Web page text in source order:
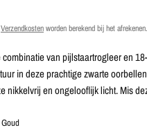
Verzendkostenworden berekend bij het afrekenen.
van pijlstaartrogleer en
in deze prachtige zwarte
nikkelvrij en ongelooflijk licht. Mis